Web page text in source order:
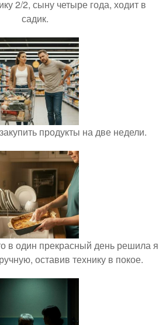
2/2, сыну четыре года, ходит в
садик.
продукты на две недели.
в один прекрасный день решила я
оставив технику в покое.